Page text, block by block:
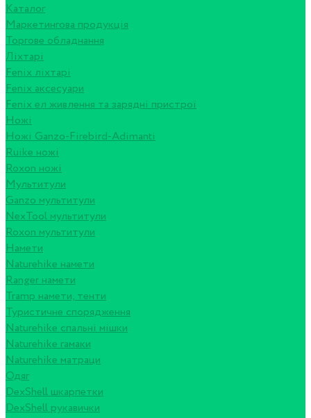
Каталог
Маркетингова продукція
Торгове обладнання
Ліхтарі
Fenix ліхтарі
Fenix аксесуари
Fenix ел живлення та зарядні пристрої
Ножі
Ножі Ganzo-Firebird-Adimanti
Ruike ножі
Roxon ножi
Мультитули
Ganzo мультитули
NexTool мультитули
Roxon мультитули
Намети
Naturehike намети
Ranger намети
Tramp намети, тенти
Туристичне спорядження
Naturehike спальні мішки
Naturehike гамаки
Naturehike матраци
Одяг
DexShell шкарпетки
DexShell рукавички